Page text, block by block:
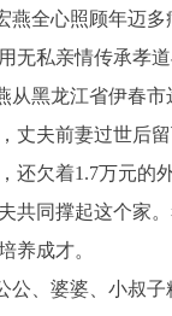
燕全心照顾年迈
无私亲情传承孝
从黑龙江省伊春
丈夫前妻过世后
还欠着1.7万元的
共同撑起这个家
养成才。
公、婆婆、小叔